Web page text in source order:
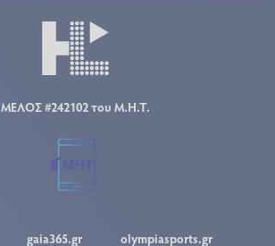
ΜΕΛΟΣ #242102 του Μ.Η.Τ.
gaia365.gr olympiasports.gr